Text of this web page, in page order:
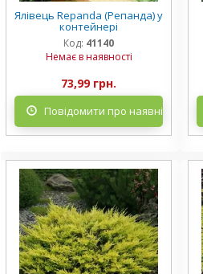
Ялівець Repanda (Репанда) у
контейнері
Код: 41140
Немає в наявності
73,99 грн.
Повідомити про наявність